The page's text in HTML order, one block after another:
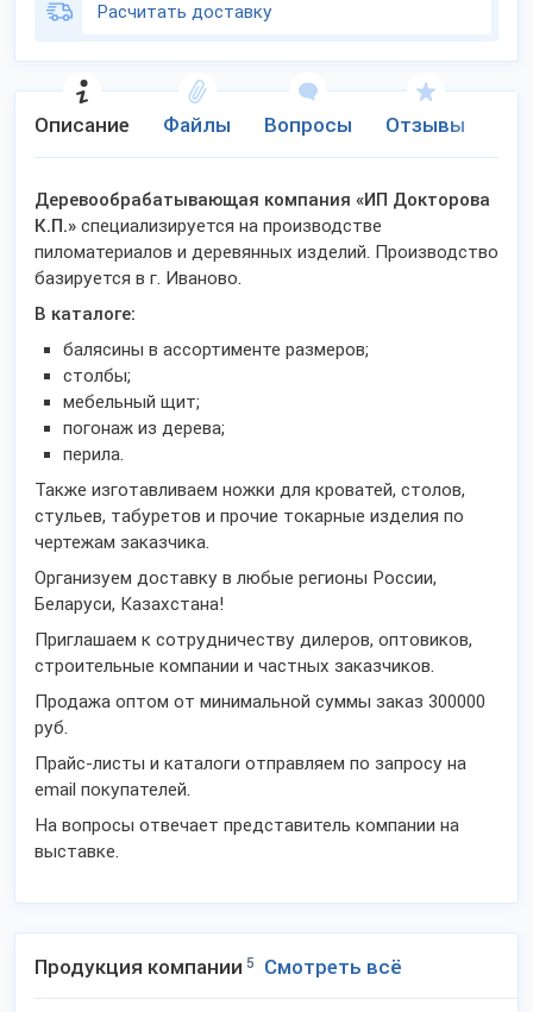
Расчитать доставку
Описание Файлы Вопросы Отзывы
Деревообрабатывающая компания «ИП Докторова
К.П.» специализируется на производстве
пиломатериалов и деревянных изделий. Производство
базируется в г. Иваново.
В каталоге:
балясины в ассортименте размеров;
столбы;
мебельный щит;
погонаж из дерева;
перила.
Также изготавливаем ножки для кроватей, столов,
стульев, табуретов и прочие токарные изделия по
чертежам заказчика.
Организуем доставку в любые регионы России,
Беларуси, Казахстана!
Приглашаем к сотрудничеству дилеров, оптовиков,
строительные компании и частных заказчиков.
Продажа оптом от минимальной суммы заказ 300000
руб.
Прайс-листы и каталоги отправляем по запросу на
email покупателей.
На вопросы отвечает представитель компании на
выставке.
Продукция компании 5 Смотреть всё